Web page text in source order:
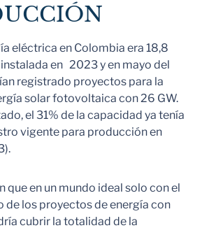
eléctrica en Colombia era 18,8
en 2023 y en mayo del
registrado proyectos para la
solar fotovoltaica con 26 GW.
el 31% de la capacidad ya tenía
vigente para producción en
que en un mundo ideal solo con el
los proyectos de energía con
cubrir la totalidad de la